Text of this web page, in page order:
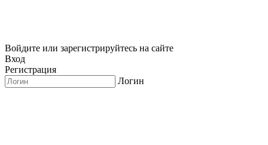
Войдите или зарегистрируйтесь на сайте
Вход
Регистрация
Логин